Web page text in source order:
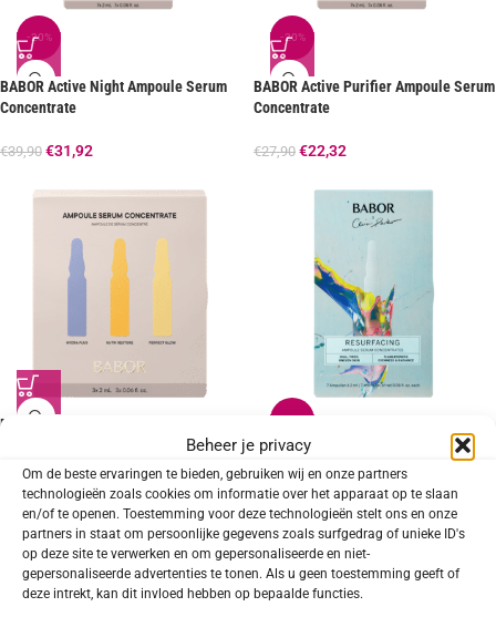
Beheer je privacy
Om de beste ervaringen te bieden, gebruiken wij en onze partners
technologieën zoals cookies om informatie over het apparaat op te slaan
en/of te openen. Toestemming voor deze technologieën stelt ons en onze
partners in staat om persoonlijke gegevens zoals surfgedrag of unieke ID's
op deze site te verwerken en om gepersonaliseerde en niet-
gepersonaliseerde advertenties te tonen. Als u geen toestemming geeft of
deze intrekt, kan dit invloed hebben op bepaalde functies.
-20%
BABOR Active Night Ampoule Serum
Concentrate
€39,90 €31,92
-20%
BABOR Active Purifier Ampoule Serum
Concentrate
€27,90 €22,32
BABOR Ampoule Concentrates 3er Set
BABOR AMPOULE CONCENTRATES
Limited Edition Set Resurfacing 2024
€29,90 €23,92